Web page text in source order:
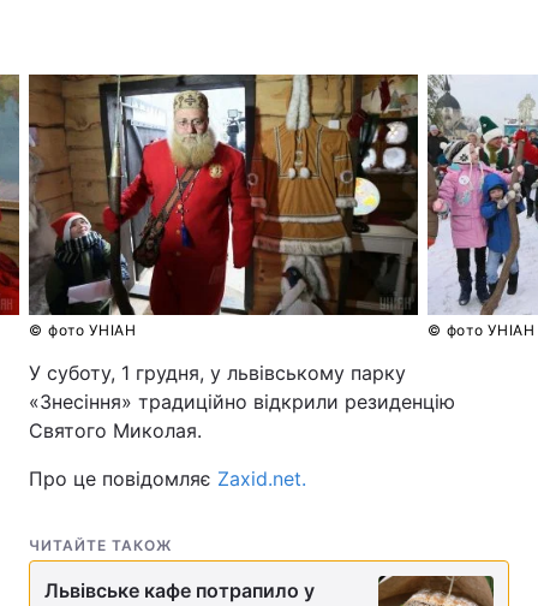
© фото УНІАН © фото УНІАН
У суботу, 1 грудня, у львівському парку
«Знесіння» традиційно відкрили резиденцію
Святого Миколая.
Про це повідомляє Zaxid.net.
ЧИТАЙТЕ ТАКОЖ
Львівське кафе потрапило у